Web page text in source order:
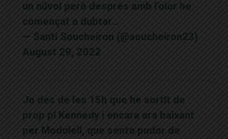
un núvol però després amb l’olor he
començat a dubtar…
— Santi Soucheiron (@soucheiron23)
August 29, 2022
Jo des de les 15h que he sortit de
prop pl Kennedy i encara ara baixant
per Modolell, que sento pudor de